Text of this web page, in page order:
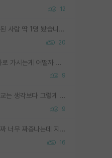
12
서성한 박사로 교수 된 사람 딱 1명 봤습니다. 근데 지방대 박사로 교수된 거는 기적이 일어나야되요. 서성한 학부부터여도 빡센게 교수임용일텐데 지방대박사로 무슨 교수가 되나요...... 중소기업/중견기업 팀장급/연구소장급이나 될거 같네요.
20
옮기시려면 미국박사로 가시는게 어떨까 싶네요. 교수가 꿈이면 미국박사 하고 미국교수 까지 같이 노리시는게 기회가 많지 않을까요?
9
교수 뽑는데 출신 학교는 생각보다 그렇게 안 봄. 앞으로는 더 안 보게 될거임. 박사는 어디서 진행해도 됨. 단, 제대로 쌓고 좋은 실적 만들 수 있다면. 그런데 지방대는 그럴 가능성이 지극히 낮음. 나만 열심히 잘 하면 된다? 인간은 주변 환경에 지배되는 나약한 존재임. 주변의 지방대 대학원생과 섞이고 지방 특유의 여유로움 또는 나쁘게 얘기해서 나태함에 젖어 살다보면 교수의 꿈 자체를 잊어버리게 될 가능성도 있음. 주변 환경이 70~80%임.
9
지방대 이 단어가 진짜 너무 짜증나는데 지방대면 다 그냥 쓰레기인가요? 무슨 말 같지도 않은 댓글들이 있는건지??? 지방에도 충분히 좋은 대학 많고 충분히 잘하는 교수님들 많습니다 포항공대 4개 IST 대표 지거국들 여기 모두 다 지방에 있고 여기 출신들 중에 교수하는 분들 적지 않습니다 지거국 출신이 무슨 교수를 하냐?라고 생각할 사람들 많은데 상위 대표 지거국에 아웃라이어들 많습니다 결국 개인의 연구역량과 실적이 중요합니다 이 역량을 펼치는데 있어서 지도교수와의 합도 중요합니다. 그리고 경력이 필요하면 해외포닥까지 다녀오세요
16